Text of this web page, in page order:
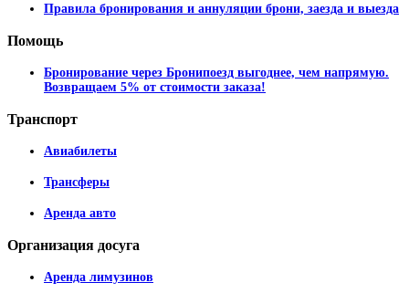
Правила бронирования и аннуляции брони, заезда и выезда
Помощь
Бронирование через Бронипоезд выгоднее, чем напрямую.
Возвращаем 5% от стоимости заказа!
Транспорт
Авиабилеты
Трансферы
Аренда авто
Организация досуга
Аренда лимузинов